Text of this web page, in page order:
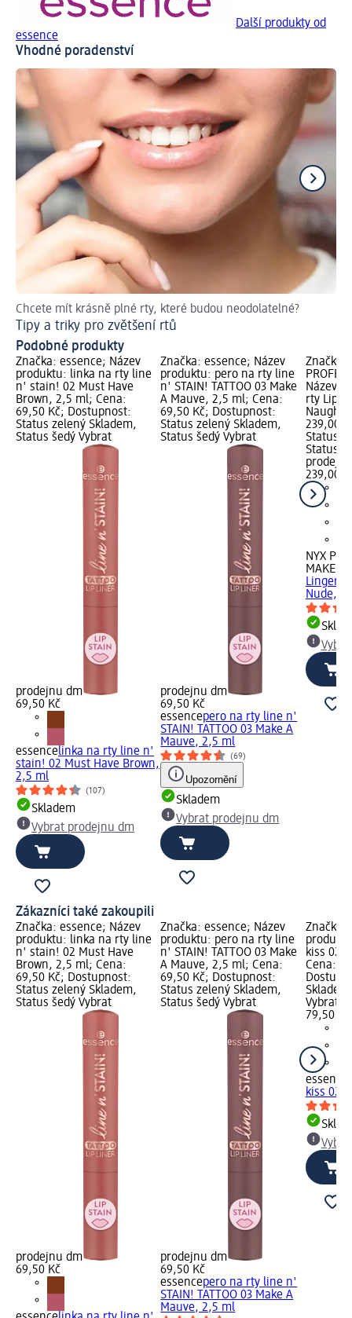
Další produkty od
essence
Vhodné poradenství
Chcete mít krásně plné rty, které budou neodolatelné?
Tipy a triky pro zvětšení rtů
Podobné produkty
Značka: essence; Název
produktu: linka na rty line
n' stain! 02 Must Have
Brown, 2,5 ml; Cena:
69,50 Kč; Dostupnost:
Status zelený Skladem,
Status šedý Vybrat
prodejnu dm
69,50 Kč
essencelinka na rty line n'
stain! 02 Must Have Brown,
2,5 ml
(107)
Skladem
Vybrat prodejnu dm
Značka: essence; Název
produktu: pero na rty line
n' STAIN! TATTOO 03 Make
A Mauve, 2,5 ml; Cena:
69,50 Kč; Dostupnost:
Status zelený Skladem,
Status šedý Vybrat
prodejnu dm
69,50 Kč
essencepero na rty line n'
STAIN! TATTOO 03 Make A
Mauve, 2,5 ml
(69)
Upozornění
Skladem
Vybrat prodejnu dm
Značka:
Název
rty Lip
239,00
Status
Status
239,00
NYX
MAKEUP
Nude, 1
Zákazníci také zakoupili
Značka: essence; Název
produktu: linka na rty line
n' stain! 02 Must Have
Brown, 2,5 ml; Cena:
69,50 Kč; Dostupnost:
Status zelený Skladem,
Status šedý Vybrat
prodejnu dm
69,50 Kč
Značka: essence; Název
produktu: pero na rty line
n' STAIN! TATTOO 03 Make
A Mauve, 2,5 ml; Cena:
69,50 Kč; Dostupnost:
Status zelený Skladem,
Status šedý Vybrat
prodejnu dm
69,50 Kč
essencepero na rty line n'
STAIN! TATTOO 03 Make A
Mauve, 2,5 ml
Značka:
kiss 02
Cena:
Vybrat
79,50 Kč
essence
kiss 02